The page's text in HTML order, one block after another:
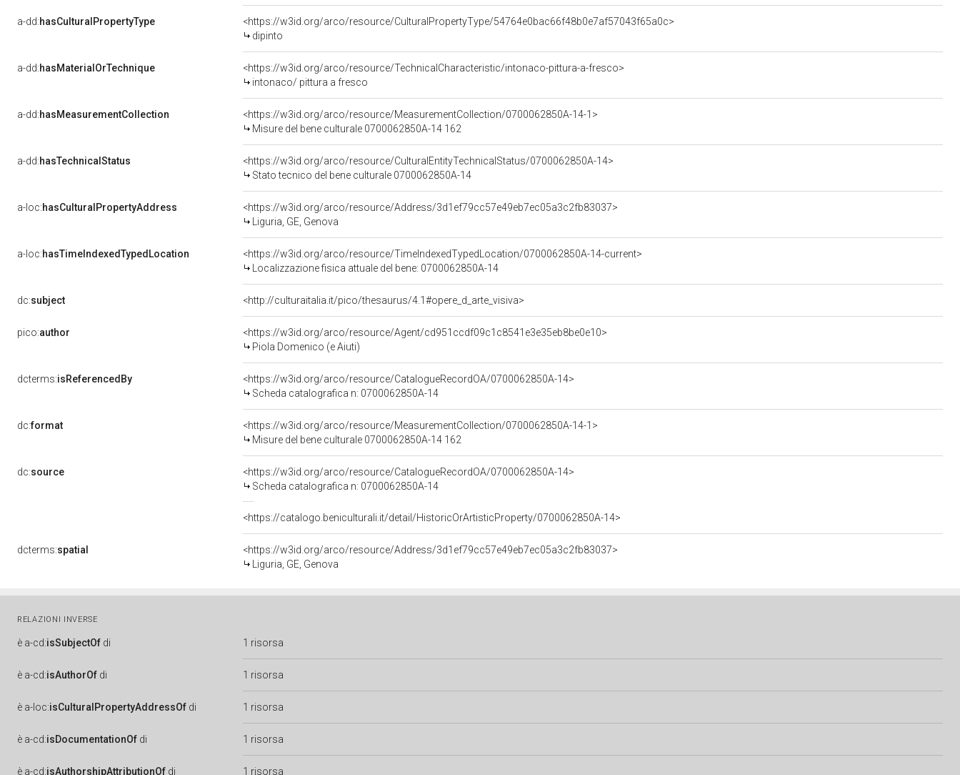
a-dd:hasCulturalPropertyType
<https://w3id.org/arco/resource/CulturalPropertyType/54764e0bac66f48b0e7af57043f65a0c>
dipinto
a-dd:hasMaterialOrTechnique
<https://w3id.org/arco/resource/TechnicalCharacteristic/intonaco-pittura-a-fresco>
intonaco/ pittura a fresco
a-dd:hasMeasurementCollection
<https://w3id.org/arco/resource/MeasurementCollection/0700062850A-14-1>
Misure del bene culturale 0700062850A-14 162
a-dd:hasTechnicalStatus
<https://w3id.org/arco/resource/CulturalEntityTechnicalStatus/0700062850A-14>
Stato tecnico del bene culturale 0700062850A-14
a-loc:hasCulturalPropertyAddress
<https://w3id.org/arco/resource/Address/3d1ef79cc57e49eb7ec05a3c2fb83037>
Liguria, GE, Genova
a-loc:hasTimeIndexedTypedLocation
<https://w3id.org/arco/resource/TimeIndexedTypedLocation/0700062850A-14-current>
Localizzazione fisica attuale del bene: 0700062850A-14
dc:subject <http://culturaitalia.it/pico/thesaurus/4.1#opere_d_arte_visiva>
pico:author
<https://w3id.org/arco/resource/Agent/cd951ccdf09c1c8541e3e35eb8be0e10>
Piola Domenico (e Aiuti)
dcterms:isReferencedBy
<https://w3id.org/arco/resource/CatalogueRecordOA/0700062850A-14>
Scheda catalografica n: 0700062850A-14
dc:format
<https://w3id.org/arco/resource/MeasurementCollection/0700062850A-14-1>
Misure del bene culturale 0700062850A-14 162
dc:source
<https://w3id.org/arco/resource/CatalogueRecordOA/0700062850A-14>
Scheda catalografica n: 0700062850A-14
<https://catalogo.beniculturali.it/detail/HistoricOrArtisticProperty/0700062850A-14>
dcterms:spatial
<https://w3id.org/arco/resource/Address/3d1ef79cc57e49eb7ec05a3c2fb83037>
Liguria, GE, Genova
RELAZIONI INVERSE
è a-cd:isSubjectOf di 1 risorsa
è a-cd:isAuthorOf di 1 risorsa
è a-loc:isCulturalPropertyAddressOf di 1 risorsa
è a-cd:isDocumentationOf di 1 risorsa
è a-cd:isAuthorshipAttributionOf di 1 risorsa